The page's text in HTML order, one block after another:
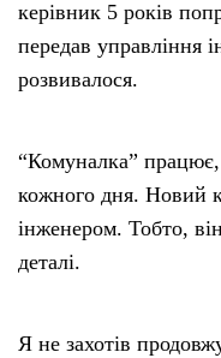
керівник 5 років
передав управління
розвивалося.
“Комуналка”
кожного дня. Новий
інженером. Тобто,
деталі.
Я не захотів